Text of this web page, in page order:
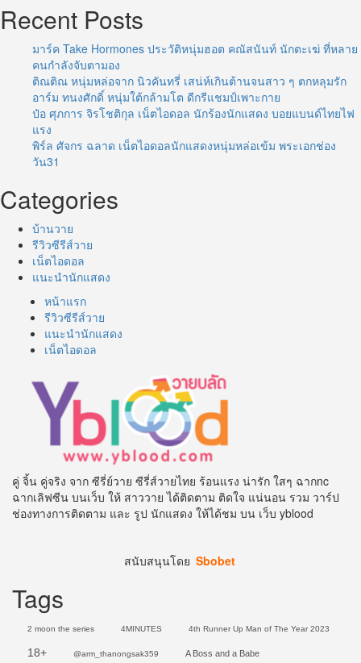
Recent Posts
มาร์ค Take Hormones ประวัติหนุ่มฮอต คณัสนันท์ นักตะเฆ่ ที่หลาย
คนกำลังจับตามอง
ติณติณ หนุ่มหล่อจาก นิวคันทรี่ เสน่ห์เกินต้านจนสาว ๆ ตกหลุมรัก
อาร์ม ทนงศักดิ์ หนุ่มใต้กล้ามโต ดีกรีแชมป์เพาะกาย
ป๋อ ศุภการ จิรโชติกุล เน็ตไอดอล นักร้องนักแสดง บอยแบนด์ไทยไฟ
แรง
พิร์ล ศัจกร ฉลาด เน็ตไอดอลนักแสดงหนุ่มหล่อเข้ม พระเอกช่อง
วัน31
Categories
บ้านวาย
รีวิวซีรีส์วาย
เน็ตไอดอล
แนะนำนักแสดง
หน้าแรก
รีวิวซีรีส์วาย
แนะนำนักแสดง
เน็ตไอดอล
คู่ จิ้น คู่จริง จาก ซีรี่ย์วาย ซีรี่ส์วายไทย ร้อนแรง น่ารัก ใสๆ ฉากnc
ฉากเลิฟซีน บนเว็บ ให้ สาววาย ได้ติดตาม ติดใจ แน่นอน รวม วาร์ป
ช่องทางการติดตาม และ รูป นักแสดง ให้ได้ชม บน เว็บ yblood
สนับสนุนโดย Sbobet
Tags
2 moon the series 4MINUTES 4th Runner Up Man of The Year 2023
18+ @arm_thanongsak359 A Boss and a Babe